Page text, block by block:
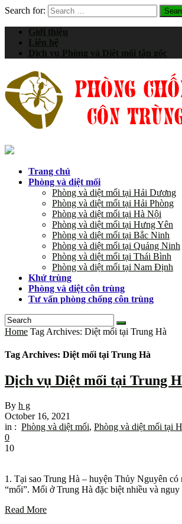
Search for:
Giới thiệu
Liên hệ
Dịch vụ Phòng và Diệt mối tận gốc
Trang chủ
Phòng và diệt mối
Phòng và diệt mối tại Hải Dương
Phòng và diệt mối tại Hải Phòng
Phòng và diệt mối tại Hà Nội
Phòng và diệt mối tại Hưng Yên
Phòng và diệt mối tại Bắc Ninh
Phòng và diệt mối tại Quảng Ninh
Phòng và diệt mối tại Thái Bình
Phòng và diệt mối tại Nam Định
Khử trùng
Phòng và diệt côn trùng
Tư vấn phòng chống côn trùng
Home Tag Archives: Diệt mối tại Trung Hà
Tag Archives: Diệt mối tại Trung Hà
Dịch vụ Diệt mối tại Trung
By h g
October 16, 2021
in : Phòng và diệt mối, Phòng và diệt mối tại
0
10
1. Tại sao Trung Hà – huyện Thủy Nguyên
“mối”. Mối ở Trung Hà đặc biệt nhiều và
Read More